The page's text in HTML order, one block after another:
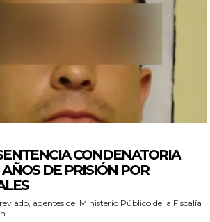
CONDENATORIA
DE PRISIÓN POR
agentes del Ministerio Público de la Fiscalía